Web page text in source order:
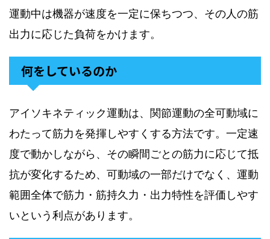
運動中は機器が速度を一定に保ちつつ、その人の筋
出力に応じた負荷をかけます。
何をしているのか
アイソキネティック運動は、関節運動の全可動域に
わたって筋力を発揮しやすくする方法です。一定速
度で動かしながら、その瞬間ごとの筋力に応じて抵
抗が変化するため、可動域の一部だけでなく、運動
範囲全体で筋力・筋持久力・出力特性を評価しやす
いという利点があります。